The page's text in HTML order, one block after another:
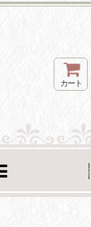
カート